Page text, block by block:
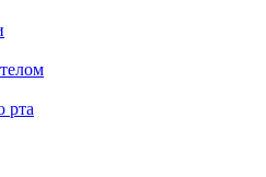
рта